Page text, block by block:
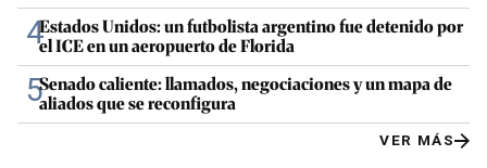
4Estados Unidos: un futbolista argentino fue detenido por
el ICE en un aeropuerto de Florida
5Senado caliente: llamados, negociaciones y un mapa de
aliados que se reconfigura
VER MÁS